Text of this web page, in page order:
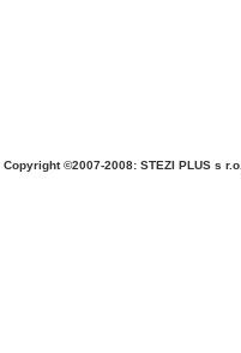
Copyright ©2007-2008: STEZI PLUS s r.o.